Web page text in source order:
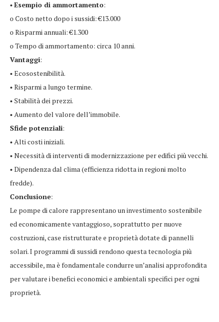
• Esempio di ammortamento:
o Costo netto dopo i sussidi: €13.000
o Risparmi annuali: €1.300
o Tempo di ammortamento: circa 10 anni.
Vantaggi:
• Ecosostenibilità.
• Risparmi a lungo termine.
• Stabilità dei prezzi.
• Aumento del valore dell’immobile.
Sfide potenziali:
• Alti costi iniziali.
• Necessità di interventi di modernizzazione per edifici più vecchi.
• Dipendenza dal clima (efficienza ridotta in regioni molto
fredde).
Conclusione:
Le pompe di calore rappresentano un investimento sostenibile
ed economicamente vantaggioso, soprattutto per nuove
costruzioni, case ristrutturate e proprietà dotate di pannelli
solari. I programmi di sussidi rendono questa tecnologia più
accessibile, ma è fondamentale condurre un’analisi approfondita
per valutare i benefici economici e ambientali specifici per ogni
proprietà.